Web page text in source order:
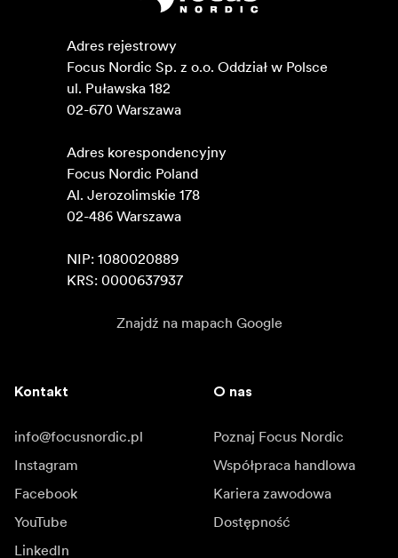
Adres rejestrowy
Focus Nordic Sp. z o.o. Oddział w Polsce
ul. Puławska 182
02-670 Warszawa
Adres korespondencyjny
Focus Nordic Poland
Al. Jerozolimskie 178
02-486 Warszawa
NIP: 1080020889
KRS: 0000637937
Znajdź na mapach Google
Kontakt
info@focusnordic.pl
Instagram
Facebook
YouTube
LinkedIn
O nas
Poznaj Focus Nordic
Współpraca handlowa
Kariera zawodowa
Dostępność